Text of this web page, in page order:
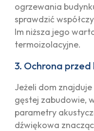
ogrzewania
sprawdzić
Im niższa jego
termoizolacyjne.
3. Ochrona przed
Jeżeli dom
gęstej zabudowie,
parametry
dźwiękowa